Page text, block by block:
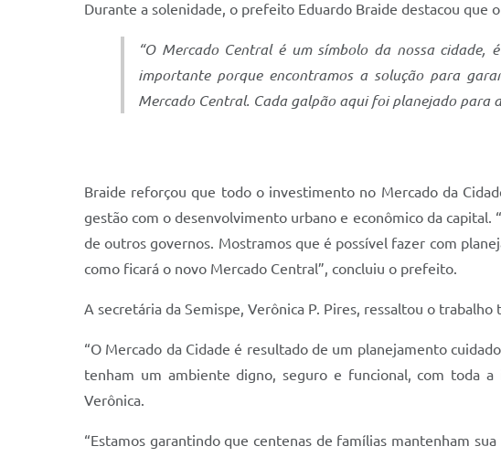
Durante a solenidade, o prefeito Eduardo Braide destacou que
“O Mercado Central é um símbolo da nossa
importante porque encontramos a solução para
Mercado Central. Cada galpão aqui foi planejado
Braide reforçou que todo o investimento no Mercado da
gestão com o desenvolvimento urbano e econômico da
de outros governos. Mostramos que é possível fazer com
como ficará o novo Mercado Central”, concluiu o prefeito.
A secretária da Semispe, Verônica P. Pires, ressaltou o
“O Mercado da Cidade é resultado de um planejamento
tenham um ambiente digno, seguro e funcional, com toda a
Verônica.
“Estamos garantindo que centenas de famílias mantenham